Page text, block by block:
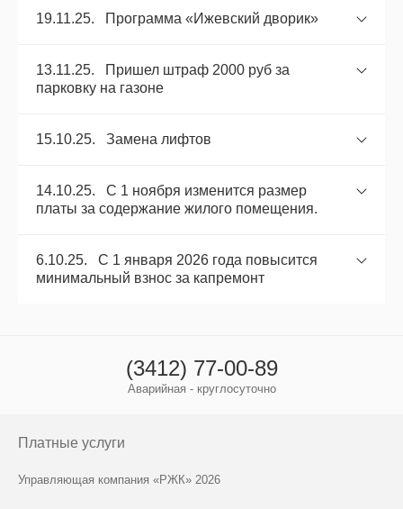
19.11.25. Программа «Ижевский дворик»
13.11.25. Пришел штраф 2000 руб за
парковку на газоне
15.10.25. Замена лифтов
14.10.25. С 1 ноября изменится размер
платы за содержание жилого помещения.
6.10.25. С 1 января 2026 года повысится
минимальный взнос за капремонт
(3412) 77-00-89
Аварийная - круглосуточно
Управляющая компания «РЖК» 2026
Платные услуги